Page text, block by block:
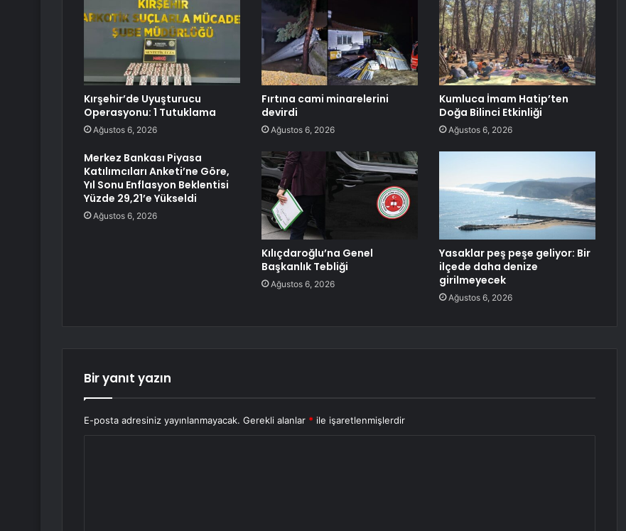
Kırşehir’de Uyuşturucu
Operasyonu: 1 Tutuklama
Ağustos 6, 2026
Fırtına cami minarelerini
devirdi
Ağustos 6, 2026
Kumluca İmam Hatip’ten
Doğa Bilinci Etkinliği
Ağustos 6, 2026
Merkez Bankası Piyasa
Katılımcıları Anketi’ne Göre,
Yıl Sonu Enflasyon Beklentisi
Yüzde 29,21’e Yükseldi
Ağustos 6, 2026
Kılıçdaroğlu’na Genel
Başkanlık Tebliği
Ağustos 6, 2026
Yasaklar peş peşe geliyor: Bir
ilçede daha denize
girilmeyecek
Ağustos 6, 2026
Bir yanıt yazın
E-posta adresiniz yayınlanmayacak. Gerekli alanlar * ile işaretlenmişlerdir